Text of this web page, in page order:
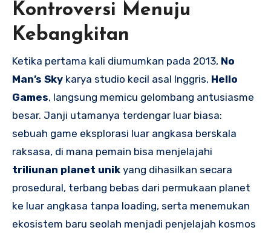
Kontroversi Menuju
Kebangkitan
Ketika pertama kali diumumkan pada 2013, No
Man’s Sky karya studio kecil asal Inggris, Hello
Games, langsung memicu gelombang antusiasme
besar. Janji utamanya terdengar luar biasa:
sebuah game eksplorasi luar angkasa berskala
raksasa, di mana pemain bisa menjelajahi
triliunan planet unik yang dihasilkan secara
prosedural, terbang bebas dari permukaan planet
ke luar angkasa tanpa loading, serta menemukan
ekosistem baru seolah menjadi penjelajah kosmos